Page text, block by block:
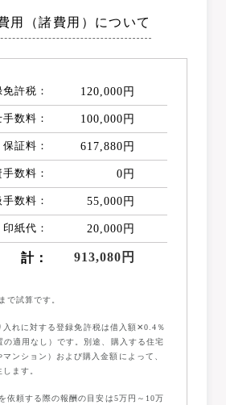
用（諸費用）について
許税： 120,000円
数料： 100,000円
保証料： 617,880円
数料： 0円
数料： 55,000円
印紙代： 20,000円
計： 913,080円
で試算です。
れに対する登録免許税は借入額✕0.4％
の適用なし）です。別途、購入する住宅
ンション）および購入金額によって、
ます。
依頼する際の報酬の目安は5万円～10万